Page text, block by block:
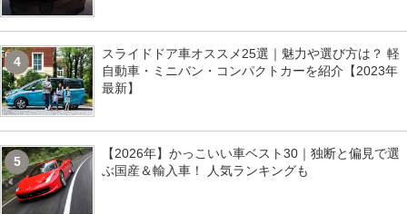
4
スライドドア車オススメ25選｜魅力や選び方は？ 軽
自動車・ミニバン・コンパクトカーを紹介【2023年
最新】
5
【2026年】かっこいい車ベスト30｜独断と偏見で選
ぶ国産＆輸入車！ 人気ランキングも